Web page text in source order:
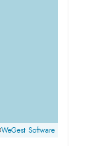
WeGest Software